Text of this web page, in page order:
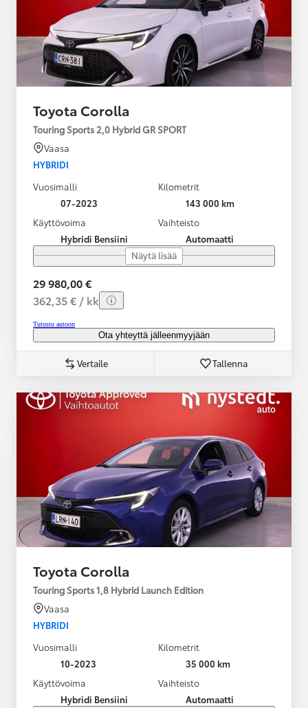
Toyota Corolla
Touring Sports 2,0 Hybrid GR SPORT
Vaasa
HYBRIDI
Vuosimalli
07-2023
Kilometrit
143 000 km
Käyttövoima
Hybridi Bensiini
Vaihteisto
Automaatti
Näytä lisää
29 980,00 €
362,35 € / kk
Tutustu autoon
Ota yhteyttä jälleenmyyjään
Vertaile Tallenna
Toyota Corolla
Touring Sports 1,8 Hybrid Launch Edition
Vaasa
HYBRIDI
Vuosimalli
10-2023
Kilometrit
35 000 km
Käyttövoima
Hybridi Bensiini
Vaihteisto
Automaatti